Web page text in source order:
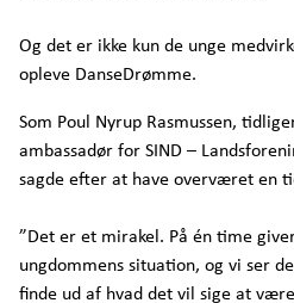
Og det er ikke kun de unge
opleve DanseDrømme.
Som Poul Nyrup Rasmussen,
ambassadør for SIND –
sagde efter at have overværet en
”Det er et mirakel. På én time
ungdommens situation, og vi ser
finde ud af hvad det vil sige at